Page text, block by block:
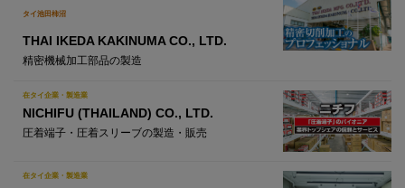
タイ池田柿沼
THAI IKEDA KAKINUMA CO., LTD.
精密機械加工部品の製造
在タイ企業・製造業
NICHIFU (THAILAND) CO., LTD.
圧着端子・圧着スリーブの製造・販売
在タイ企業・製造業